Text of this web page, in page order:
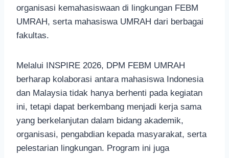
organisasi kemahasiswaan di lingkungan FEBM
UMRAH, serta mahasiswa UMRAH dari berbagai
fakultas.
Melalui INSPIRE 2026, DPM FEBM UMRAH
berharap kolaborasi antara mahasiswa Indonesia
dan Malaysia tidak hanya berhenti pada kegiatan
ini, tetapi dapat berkembang menjadi kerja sama
yang berkelanjutan dalam bidang akademik,
organisasi, pengabdian kepada masyarakat, serta
pelestarian lingkungan. Program ini juga